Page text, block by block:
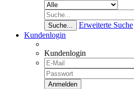
Suche...
Erweiterte Suche
Kundenlogin
Kundenlogin